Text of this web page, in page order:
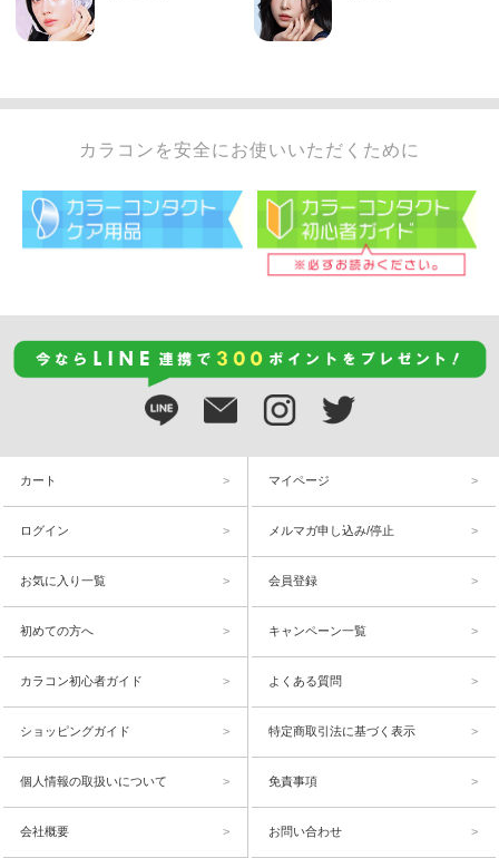
カラコンを安全にお使いいただくために
カート マイページ
ログイン メルマガ申し込み/停止
お気に入り一覧 会員登録
初めての方へ キャンペーン一覧
カラコン初心者ガイド よくある質問
ショッピングガイド 特定商取引法に基づく表示
個人情報の取扱いについて 免責事項
会社概要 お問い合わせ